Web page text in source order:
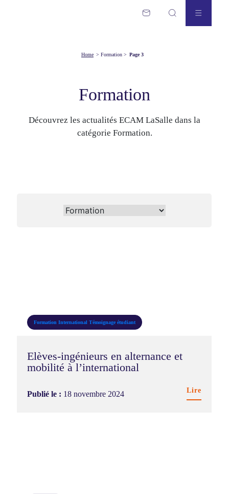
Home > Formation > Page 3
Formation
Découvrez les actualités ECAM LaSalle dans la
catégorie Formation.
News categories
International
Formation International Témoignage étudiant
Elèves-ingénieurs en alternance et
mobilité à l’international
Publié le : 18 novembre 2024 Lire